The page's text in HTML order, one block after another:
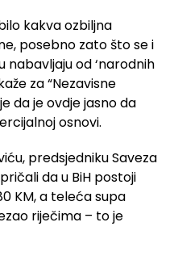
kakva ozbiljna
posebno zato što se i
od ‘narodnih
za “Nezavisne
da je ovdje jasno da
osnovi.
predsjedniku Saveza
da u BiH postoji
KM, a teleća supa
riječima – to je